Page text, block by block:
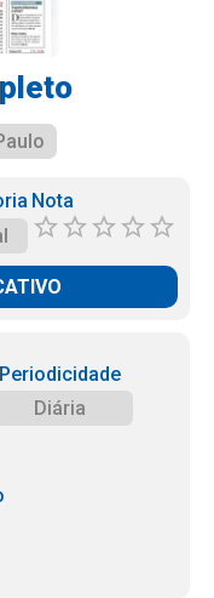
Nota
Periodicidade
Diária